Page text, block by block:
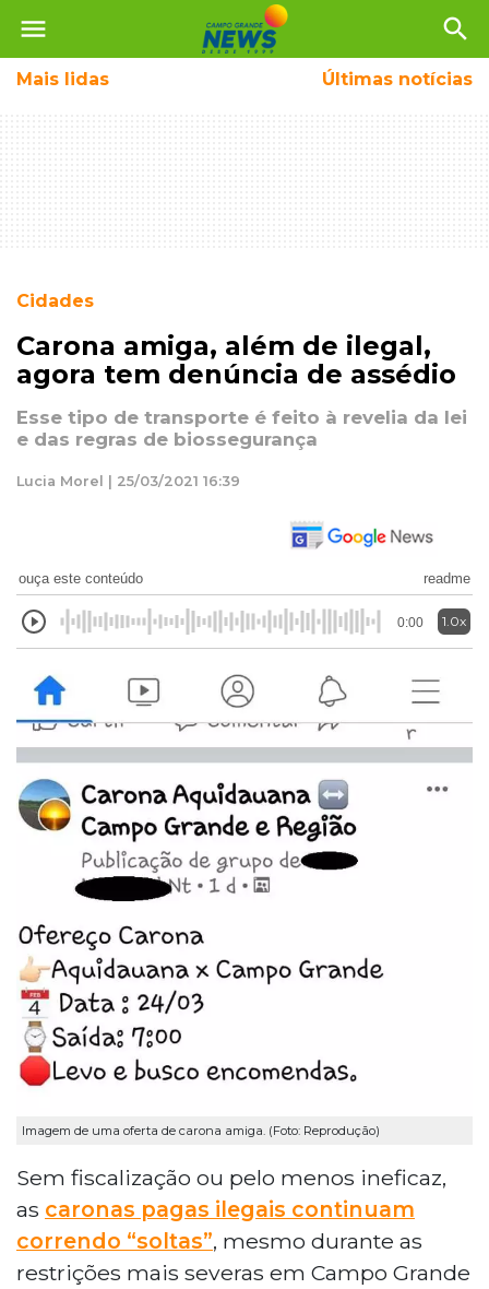
menu search
Mais lidas Últimas notícias
Cidades
Carona amiga, além de ilegal,
agora tem denúncia de assédio
Esse tipo de transporte é feito à revelia da lei
e das regras de biossegurança
Lucia Morel | 25/03/2021 16:39
ouça este conteúdo readme
0:00 1.0x
Imagem de uma oferta de carona amiga. (Foto: Reprodução)
Sem fiscalização ou pelo menos ineficaz,
as caronas pagas ilegais continuam
correndo “soltas”, mesmo durante as
restrições mais severas em Campo Grande